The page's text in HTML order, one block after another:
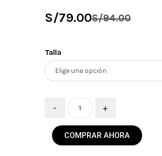
S/94.00
S/79.00
Talla
- +
COMPRAR AHORA